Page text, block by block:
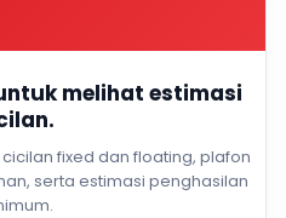
melihat estimasi
fixed dan floating, plafon
serta estimasi penghasilan